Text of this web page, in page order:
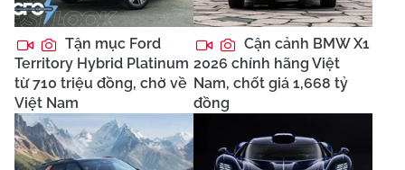
Tận mục Ford
Territory Hybrid Platinum
từ 710 triệu đồng, chờ về
Việt Nam
Cận cảnh BMW X1
2026 chính hãng Việt
Nam, chốt giá 1,668 tỷ
đồng